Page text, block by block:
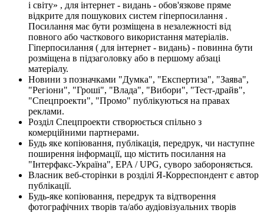
і світу» , для інтернет - видань - обов'язкове пряме
відкрите для пошукових систем гіперпосилання .
Посилання має бути розміщена в незалежності від
повного або часткового використання матеріалів.
Гіперпосилання ( для інтернет - видань) - повинна бути
розміщена в підзаголовку або в першому абзаці
матеріалу.
Новини з позначками "Думка", "Експертиза", "Заява",
"Регіони", "Гроші", "Влада", "Вибори", "Тест-драйв",
"Спецпроекти", "Промо" публікуються на правах
реклами.
Розділ Спецпроекти створюється спільно з
комерційними партнерами.
Будь яке копіювання, публікація, передрук, чи наступне
поширення інформації, що містить посилання на
"Інтерфакс-Україна", EPA / UPG, суворо забороняється.
Власник веб-сторінки в розділі Я-Корреспондент є автор
публікації.
Будь-яке копіювання, передрук та відтворення
фотографічних творів та/або аудіовізуальних творів